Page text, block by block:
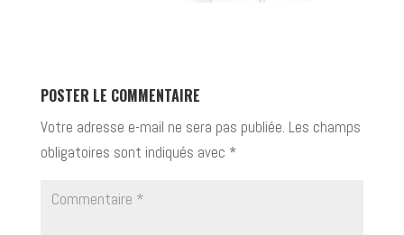
POSTER LE COMMENTAIRE
Votre adresse e-mail ne sera pas publiée. Les champs
obligatoires sont indiqués avec *